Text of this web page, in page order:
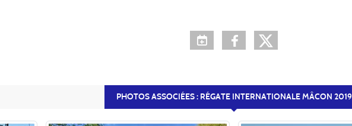
PHOTOS ASSOCIÉES : RÉGATE INTERNATIONALE MÂCON 2019